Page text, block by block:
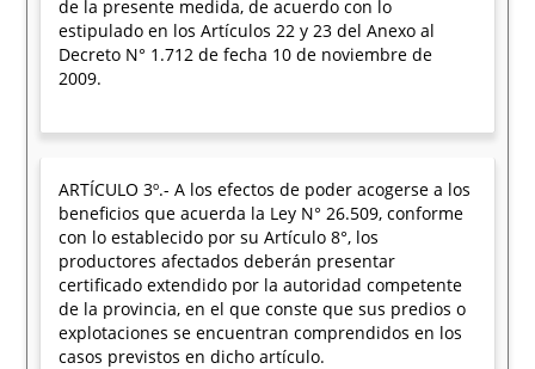
de la presente medida, de acuerdo con lo
estipulado en los Artículos 22 y 23 del Anexo al
Decreto N° 1.712 de fecha 10 de noviembre de
2009.
ARTÍCULO 3º.- A los efectos de poder acogerse a los
beneficios que acuerda la Ley N° 26.509, conforme
con lo establecido por su Artículo 8°, los
productores afectados deberán presentar
certificado extendido por la autoridad competente
de la provincia, en el que conste que sus predios o
explotaciones se encuentran comprendidos en los
casos previstos en dicho artículo.